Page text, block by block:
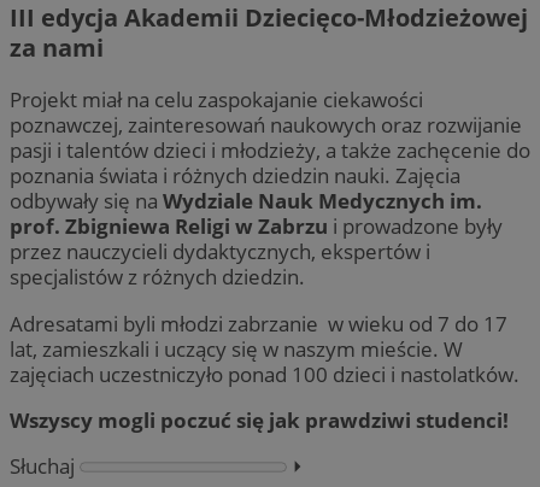
III edycja Akademii Dziecięco-Młodzieżowej
za nami
Projekt miał na celu zaspokajanie ciekawości
poznawczej, zainteresowań naukowych oraz rozwijanie
pasji i talentów dzieci i młodzieży, a także zachęcenie do
poznania świata i różnych dziedzin nauki. Zajęcia
odbywały się na Wydziale Nauk Medycznych im.
prof. Zbigniewa Religi w Zabrzu i prowadzone były
przez nauczycieli dydaktycznych, ekspertów i
specjalistów z różnych dziedzin.
Adresatami byli młodzi zabrzanie w wieku od 7 do 17
lat, zamieszkali i uczący się w naszym mieście. W
zajęciach uczestniczyło ponad 100 dzieci i nastolatków.
Wszyscy mogli poczuć się jak prawdziwi studenci!
Słuchaj
⏵︎